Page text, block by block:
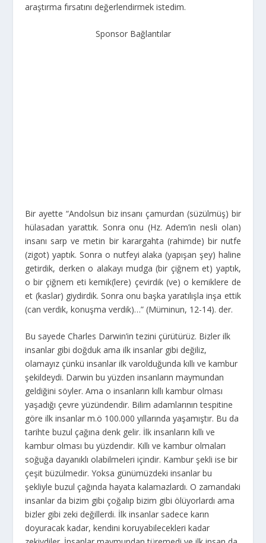
araştırma fırsatını değerlendirmek istedim.
Sponsor Bağlantılar
Bir ayette “Andolsun biz insanı çamurdan (süzülmüş) bir
hülasadan yarattık. Sonra onu (Hz. Adem’in nesli olan)
insanı sarp ve metin bir karargahta (rahimde) bir nutfe
(zigot) yaptık. Sonra o nutfeyi alaka (yapışan şey) haline
getirdik, derken o alakayı mudga (bir çiğnem et) yaptık,
o bir çiğnem eti kemik(lere) çevirdik (ve) o kemiklere de
et (kaslar) giydirdik. Sonra onu başka yaratılışla inşa ettik
(can verdik, konuşma verdik)…” (Müminun, 12-14). der.
Bu sayede Charles Darwin’in tezini çürütürüz. Bizler ilk
insanlar gibi doğduk ama ilk insanlar gibi değiliz,
olamayız çünkü insanlar ilk varolduğunda kıllı ve kambur
şekildeydi. Darwin bu yüzden insanların maymundan
geldiğini söyler. Ama o insanların kıllı kambur olması
yaşadığı çevre yüzündendir. Bilim adamlarının tespitine
göre ilk insanlar m.ö 100.000 yıllarında yaşamıştır. Bu da
tarihte buzul çağına denk gelir. İlk insanların kıllı ve
kambur olması bu yüzdendir. Kıllı ve kambur olmaları
soğuğa dayanıklı olabilmeleri içindir. Kambur şekli ise bir
çeşit büzülmedir. Yoksa günümüzdeki insanlar bu
şekliyle buzul çağında hayata kalamazlardı. O zamandaki
insanlar da bizim gibi çoğalıp bizim gibi ölüyorlardı ama
bizler gibi zeki değillerdi. İlk insanlar sadece karın
doyuracak kadar, kendini koruyabilecekleri kadar